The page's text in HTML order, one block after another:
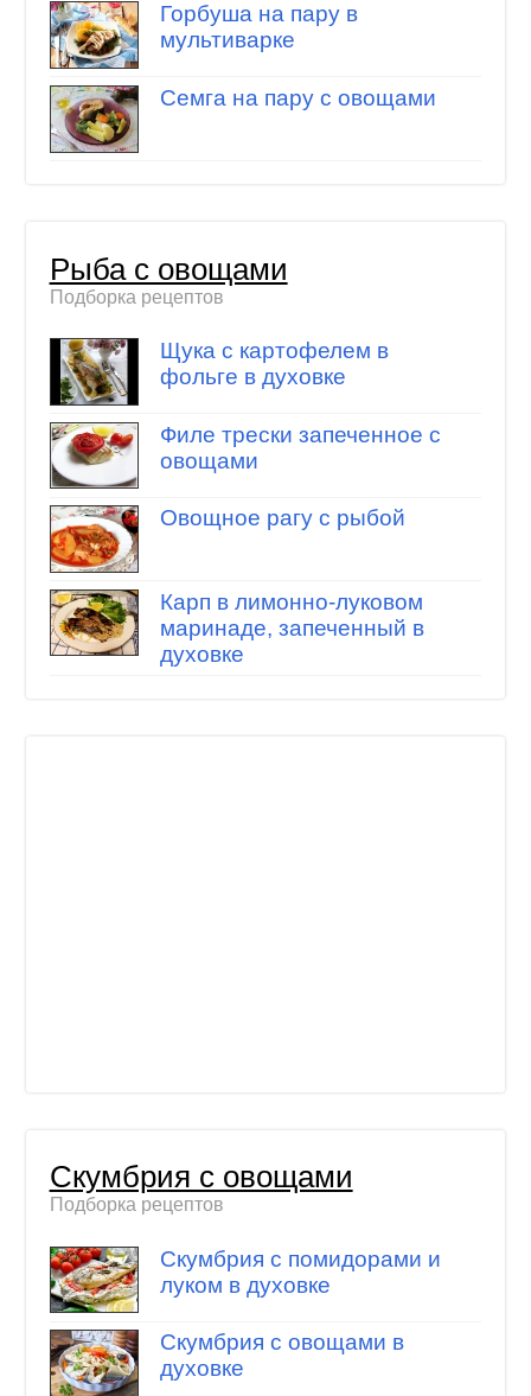
Горбуша на пару в
мультиварке
Семга на пару с овощами
Рыба с овощами
Подборка рецептов
Щука с картофелем в
фольге в духовке
Филе трески запеченное с
овощами
Овощное рагу с рыбой
Карп в лимонно-луковом
маринаде, запеченный в
духовке
Скумбрия с овощами
Подборка рецептов
Скумбрия с помидорами и
луком в духовке
Скумбрия с овощами в
духовке